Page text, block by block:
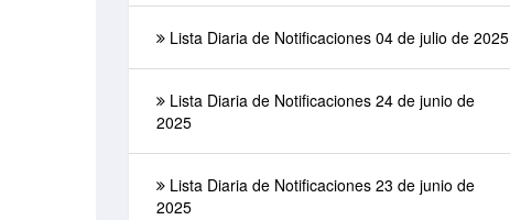
Lista Diaria de Notificaciones 04 de julio de 2025
Lista Diaria de Notificaciones 24 de junio de
2025
Lista Diaria de Notificaciones 23 de junio de
2025